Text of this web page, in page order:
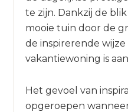
te zijn. Dankzij de
mooie tuin door de
de inspirerende
vakantiewoning is
Het gevoel van
opgeroepen